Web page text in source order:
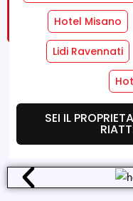
Hotel Misano
Lidi Ravennati
SEI IL
RICHIEDI UN
Servizi Hotel
Dove Siamo